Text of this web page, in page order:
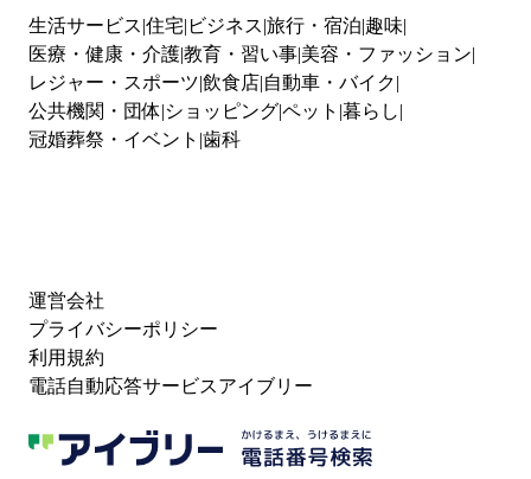
生活サービス 住宅 ビジネス 旅行・宿泊 趣味
医療・健康・介護教育・習い事 美容・ファッション
レジャー・スポーツ 飲食店 自動車・バイク
公共機関・団体 ショッピングペット 暮らし
冠婚葬祭・イベント 歯科
運営会社
プライバシーポリシー
利用規約
電話自動応答サービスアイブリー